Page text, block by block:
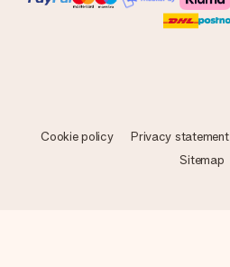
Cookie policy Privacy statement
Sitemap